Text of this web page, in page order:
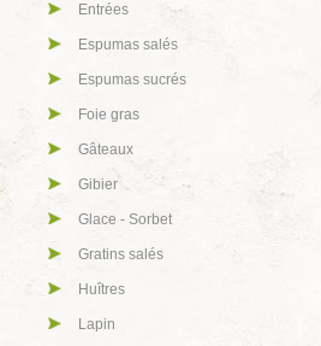
Entrées
Espumas salés
Espumas sucrés
Foie gras
Gâteaux
Gibier
Glace - Sorbet
Gratins salés
Huîtres
Lapin